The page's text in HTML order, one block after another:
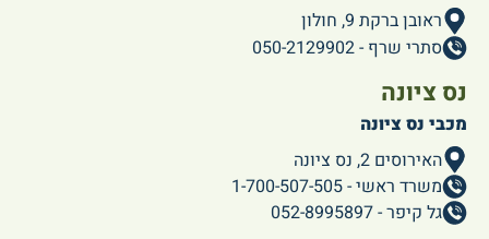
ראובן ברקת 9, חולון
סתרי שרף - 050-2129902
נס ציונה
מכבי נס ציונה
האירוסים 2, נס ציונה
משרד ראשי - 1-700-507-505
גל קיפר - 052-8995897